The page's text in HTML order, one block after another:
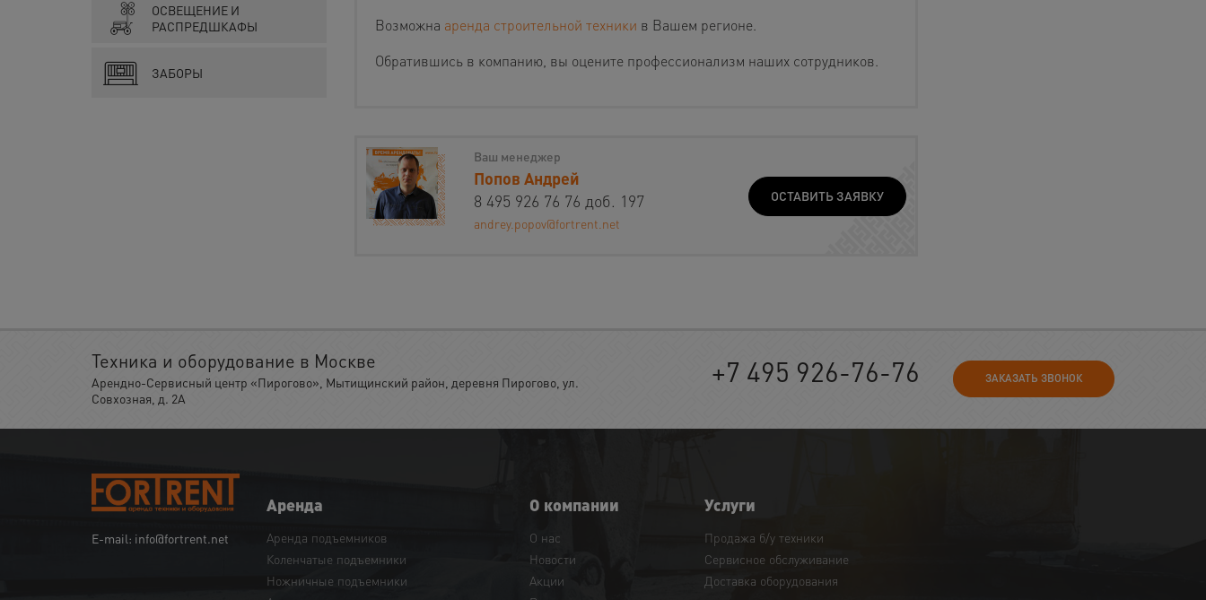
ОСВЕЩЕНИЕ И
РАСПРЕДШКАФЫ
ЗАБОРЫ
Возможна аренда строительной техники в Вашем регионе.
Обратившись в компанию, вы оцените профессионализм наших сотрудников.
Ваш менеджер
Попов Андрей
8 495 926 76 76 доб. 197
andrey.popov@fortrent.net
ОСТАВИТЬ ЗАЯВКУ
Техника и оборудование в Москве
Арендно-Сервисный центр «Пирогово», Мытищинский район, деревня Пирогово, ул.
Совхозная, д. 2А
+7 495 926-76-76 ЗАКАЗАТЬ ЗВОНОК
E-mail: info@fortrent.net
Аренда
Аренда подъемников
Коленчатые подъемники
Ножничные подъемники
О компании
О нас
Новости
Акции
Услуги
Продажа б/у техники
Сервисное обслуживание
Доставка оборудования